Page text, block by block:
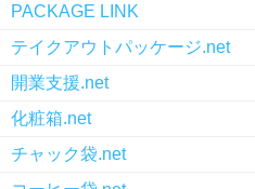
PACKAGE LINK
テイクアウトパッケージ.net
開業支援.net
化粧箱.net
チャック袋.net